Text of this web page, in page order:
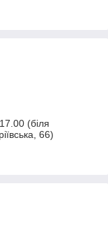
(біля
66)